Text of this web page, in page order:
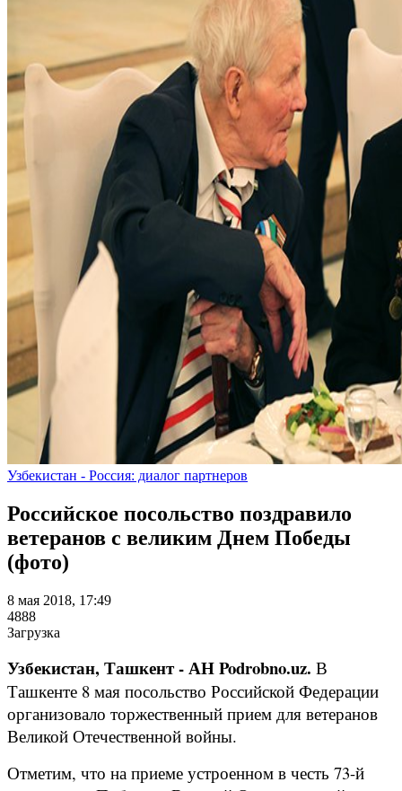
Узбекистан - Россия: диалог партнеров
Российское посольство поздравило
ветеранов с великим Днем Победы
(фото)
8 мая 2018, 17:49
4888
Загрузка
Узбекистан, Ташкент - АН Podrobno.uz. В
Ташкенте 8 мая посольство Российской Федерации
организовало торжественный прием для ветеранов
Великой Отечественной войны.
Отметим, что на приеме устроенном в честь 73-й